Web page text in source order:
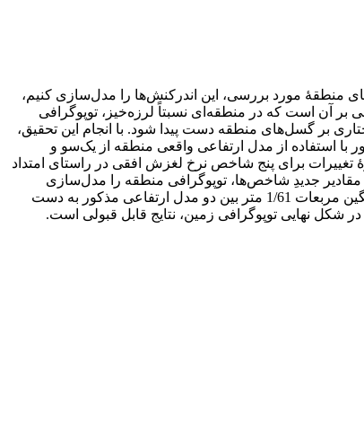
مورد بررسی، این اندرکنش‌ها را مدل‌سازی کنیم،
آن است که در منطقه‌ای نسبتاً لرزه‌خیز، توپوگرافی
بر گسل‌های منطقه دست پیدا شود. با انجام این تحقیق،
استفاده از مدل ارتفاعی واقعی منطقه از یک‌سو و
برای پنج شاخص نرخ لغزش افقی در راستای امتداد
جدیدِ شاخص‌ها، توپوگرافی منطقه را مدل‌سازی
کردیم. نتایج حاکی از وجود اختلاف بین 85- تا 236 متر بین مدل ارتفاعی محاسبه‌شده و مدل ارتفاعی واقعی منطقه است. همچنین خطای جذر میانگین مربعات 1/61 متر بین دو مدل ارتفاعی مذکور به دست